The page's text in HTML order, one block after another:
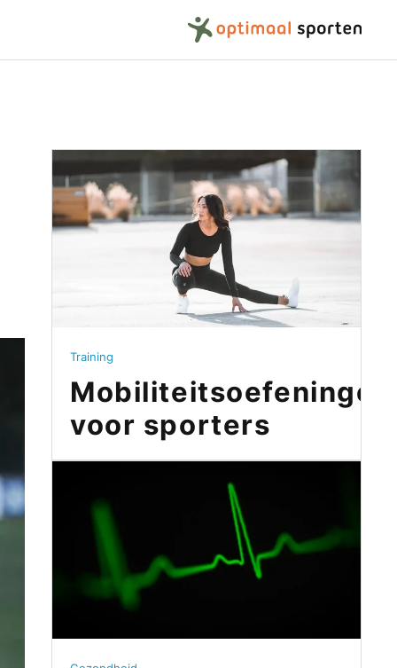
Training
Mobiliteitsoefeningen
voor sporters